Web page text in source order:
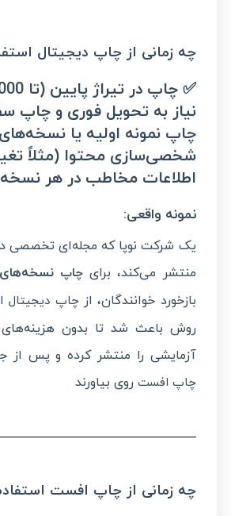
چه زمانی از چاپ دیجیتال
✅چاپ در تیراژ پایین (تا 1000 نسخه
نیاز به تحویل فوری و چاپ
چاپ نمونه اولیه یا
شخصی‌سازی محتوا (مثلاً
اطلاعات مخاطب در هر نسخه
نمونه واقعی:
یک شرکت نوپا که مجله‌ای تخصصی در
منتشر می‌کند، برای چاپ نسخه‌های
بازخورد خوانندگان، از چاپ دیجیتال
روش باعث شد تا بدون هزینه‌های
آزمایشی را منتشر کرده و پس
چاپ افست روی بیاورند
چه زمانی از چاپ افست